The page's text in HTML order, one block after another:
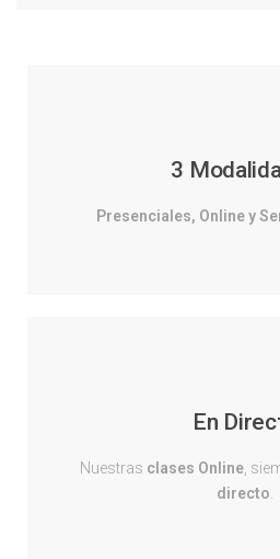
3
Presenciales, Online y
En
Nuestras clases Online,
directo.